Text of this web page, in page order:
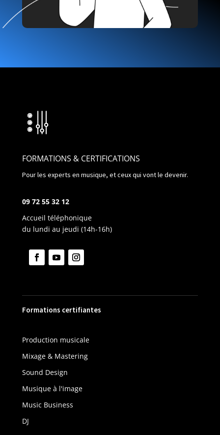
FORMATIONS & CERTIFICATIONS
Pour les experts en musique, et ceux qui vont le devenir.
09 72 55 32 12
Accueil téléphonique
du lundi au jeudi (14h-16h)
Formations certifiantes
Production musicale
Mixage & Mastering
Sound Design
Musique à l'image
Music Business
DJ